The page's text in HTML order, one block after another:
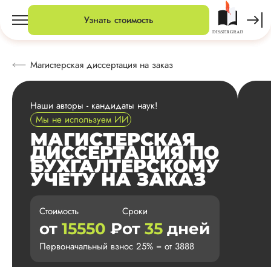
Узнать стоимость
Магистерская диссертация на заказ
Наши авторы - кандидаты наук!
Мы не используем ИИ
МАГИСТЕРСКАЯ
ДИССЕРТАЦИЯ ПО
БУХГАЛТЕРСКОМУ
УЧЕТУ НА ЗАКАЗ
Стоимость
от 15550 ₽
Сроки
от 35 дней
Первоначальный взнос 25% = от 3888